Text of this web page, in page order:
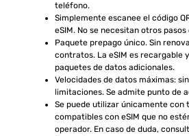
teléfono.
Simplemente escanee el código
eSIM. No se necesitan otros
Paquete prepago único. Sin
contratos. La eSIM es recargable
paquetes de datos adicionales.
Velocidades de datos máximas:
limitaciones. Se admite punto de
Se puede utilizar únicamente con
compatibles con eSIM que no
operador. En caso de duda,